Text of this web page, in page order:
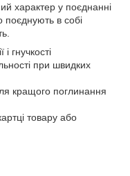
характер у поєднанні
поєднують в собі
гнучкості
при швидких
кращого поглинання
товару або